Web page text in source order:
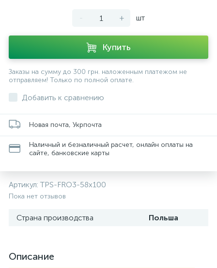
- + шт
Купить
Заказы на сумму до 300 грн. наложенным платежом не
отправляем! Только по полной оплате.
Добавить к сравнению
Новая почта, Укрпочта
Наличный и безналичный расчет, онлайн оплаты на
сайте, банковские карты
Артикул:TPS-FRO3-58x100
Пока нет отзывов
Страна производства Польша
Описание